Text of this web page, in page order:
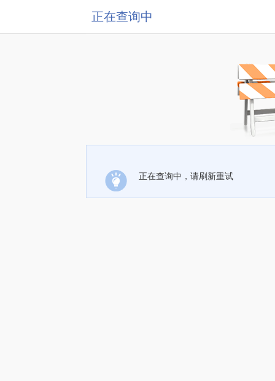
正在查询中
正在查询中，请刷新重试